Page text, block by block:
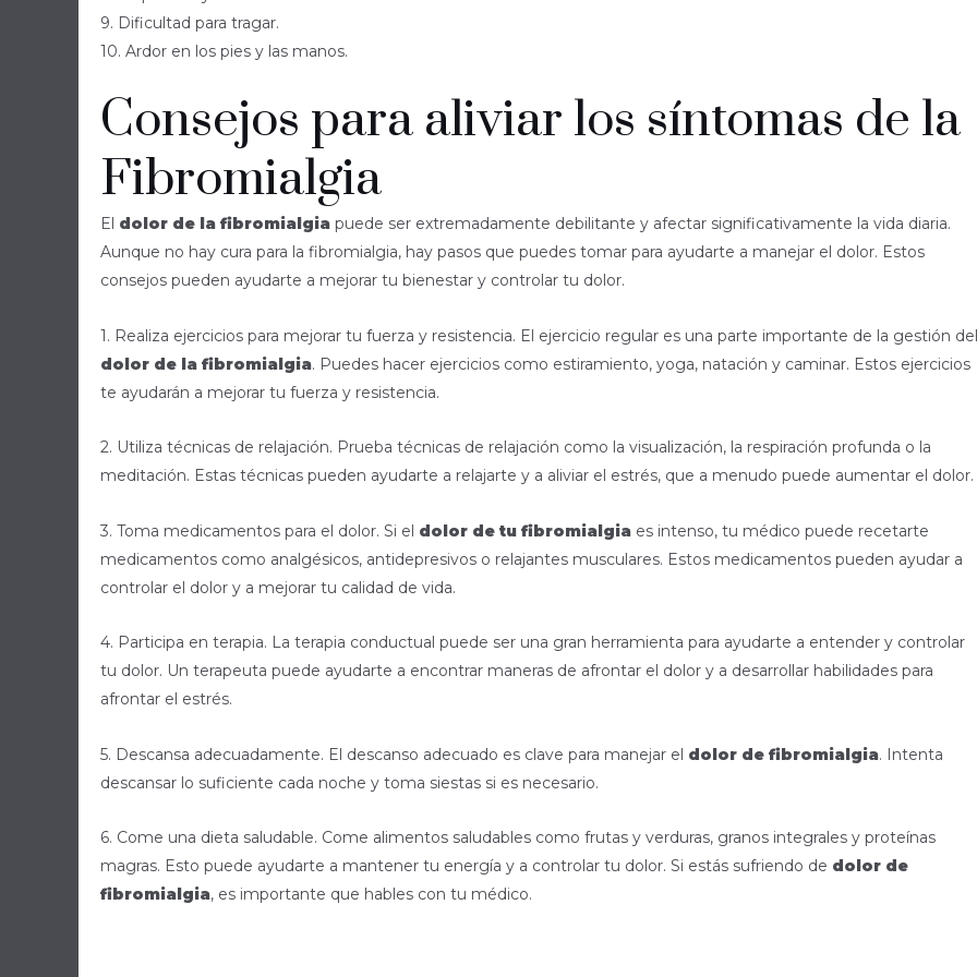
9. Dificultad para tragar.
10. Ardor en los pies y las manos.
Consejos para aliviar los síntomas de la
Fibromialgia
El dolor de la fibromialgia puede ser extremadamente debilitante y afectar significativamente la vida diaria.
Aunque no hay cura para la fibromialgia, hay pasos que puedes tomar para ayudarte a manejar el dolor. Estos
consejos pueden ayudarte a mejorar tu bienestar y controlar tu dolor.
1. Realiza ejercicios para mejorar tu fuerza y resistencia. El ejercicio regular es una parte importante de la gestión del
dolor de la fibromialgia. Puedes hacer ejercicios como estiramiento, yoga, natación y caminar. Estos ejercicios
te ayudarán a mejorar tu fuerza y resistencia.
2. Utiliza técnicas de relajación. Prueba técnicas de relajación como la visualización, la respiración profunda o la
meditación. Estas técnicas pueden ayudarte a relajarte y a aliviar el estrés, que a menudo puede aumentar el dolor.
3. Toma medicamentos para el dolor. Si el dolor de tu fibromialgia es intenso, tu médico puede recetarte
medicamentos como analgésicos, antidepresivos o relajantes musculares. Estos medicamentos pueden ayudar a
controlar el dolor y a mejorar tu calidad de vida.
4. Participa en terapia. La terapia conductual puede ser una gran herramienta para ayudarte a entender y controlar
tu dolor. Un terapeuta puede ayudarte a encontrar maneras de afrontar el dolor y a desarrollar habilidades para
afrontar el estrés.
5. Descansa adecuadamente. El descanso adecuado es clave para manejar el dolor de fibromialgia. Intenta
descansar lo suficiente cada noche y toma siestas si es necesario.
6. Come una dieta saludable. Come alimentos saludables como frutas y verduras, granos integrales y proteínas
magras. Esto puede ayudarte a mantener tu energía y a controlar tu dolor. Si estás sufriendo de dolor de
fibromialgia, es importante que hables con tu médico.